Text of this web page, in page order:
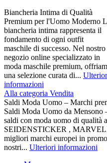
Biancheria Intima di Qualità
Premium per l'Uomo Moderno
biancheria intima rappresenta il
fondamento di ogni outfit
maschile di successo. Nel nostro
negozio online specializzato in
moda maschile premium,
una selezione curata di...
informazioni
Alla categoria Vendita
Saldi Moda Uomo – Marchi
Saldi Moda Uomo da Mensono
saldi con moda uomo di qualità
SEIDENSTICKER ,
migliori marchi europei in
nostri... Ulteriori informazioni